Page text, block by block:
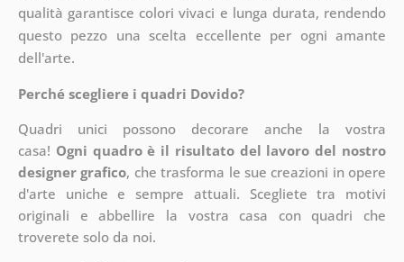
qualità garantisce colori vivaci e lunga durata, rendendo
questo pezzo una scelta eccellente per ogni amante
dell'arte.
Perché scegliere i quadri Dovido?
Quadri unici possono decorare anche la vostra
casa! Ogni quadro è il risultato del lavoro del nostro
designer grafico, chetrasforma le sue creazioni in opere
d'arte uniche e sempre attuali. Scegliete tra motivi
originali e abbellire la vostra casa con quadri che
troverete solo da noi.